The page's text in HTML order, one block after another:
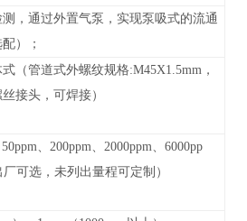
，通过外置气泵，实现泵吸式的流通
）；
（管道式外螺纹规格:M45X1.5mm，
接头，可焊接）
、200ppm、2000ppm、6000pp
厂可选，未列出量程可定制）